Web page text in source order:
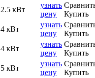
2.5 кВт
узнать
цену
Купить
4 кВт
узнать
цену
Купить
4 кВт
узнать
цену
Купить
5 кВт
узнать
цену
Купить